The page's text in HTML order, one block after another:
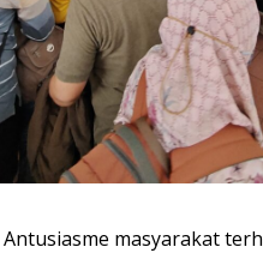
Antusiasme masyarakat